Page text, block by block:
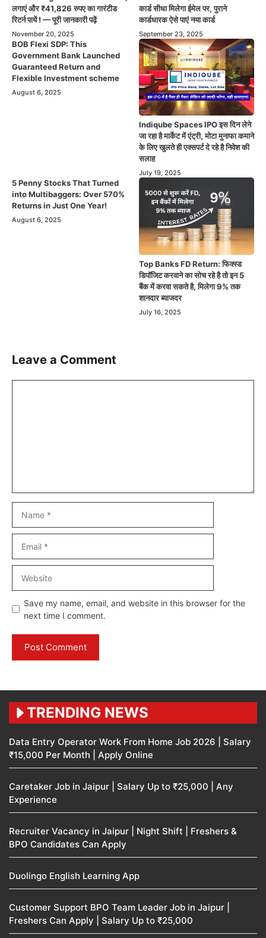
लगाएं और ₹41,826 रुपए का गारंटीड
रिटर्न पायें ! — पूरी जानकारी पढ़ें
November 20, 2025
कार्ड सीधा मिलेगा ईमेल पर, पुराने
कार्डधारक ऐसे पाएं नया कार्ड
September 23, 2025
BOB Flexi SDP: This
Government Bank Launched
Guaranteed Return and
Flexible Investment scheme
August 6, 2025
Indiqube Spaces IPO इस दिन लेने
जा रहा है मार्केट में एंट्री, मोटा मुनाफा कमाने
के लिए खुलते ही एक्सपर्ट दे रहे है निवेश की
सलाह
July 19, 2025
5 Penny Stocks That Turned
into Multibaggers: Over 570%
Returns in Just One Year!
August 6, 2025
Top Banks FD Return: फिक्स्ड
डिपॉजिट करवाने का सोच रहे है तो इन 5
बैंक में करवा सकते है, मिलेगा 9% तक
शानदार ब्याजदर
July 16, 2025
Leave a Comment
Save my name, email, and website in this browser for the
next time I comment.
TRENDING NEWS
Data Entry Operator Work From Home Job 2026 | Salary
₹15,000 Per Month | Apply Online
Caretaker Job in Jaipur | Salary Up to ₹25,000 | Any
Experience
Recruiter Vacancy in Jaipur | Night Shift | Freshers &
BPO Candidates Can Apply
Duolingo English Learning App
Customer Support BPO Team Leader Job in Jaipur |
Freshers Can Apply | Salary Up to ₹25,000